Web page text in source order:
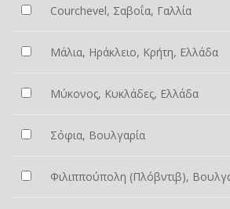
Courchevel, Σαβοΐα, Γαλλία
Μάλια, Ηράκλειο, Κρήτη, Ελλάδα
Μύκονος, Κυκλάδες, Ελλάδα
Σόφια, Βουλγαρία
Φιλιππούπολη (Πλόβντιβ),